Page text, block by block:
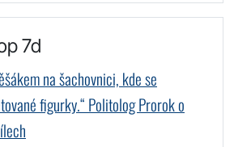
7d
na šachovnici, kde se
figurky.“ Politolog Prorok o